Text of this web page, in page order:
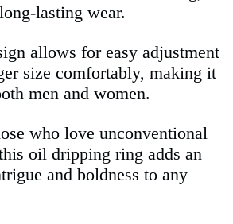
lasting wear.
allows for easy adjustment
size comfortably, making it
men and women.
who love unconventional
oil dripping ring adds an
and boldness to any